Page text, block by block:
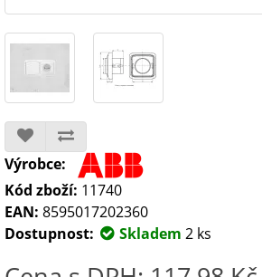
Výrobce:
Kód zboží: 11740
EAN: 8595017202360
Dostupnost:
Skladem 2 ks